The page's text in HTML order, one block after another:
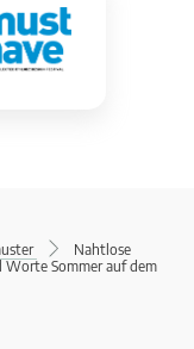
Nahtlose
Worte Sommer auf dem